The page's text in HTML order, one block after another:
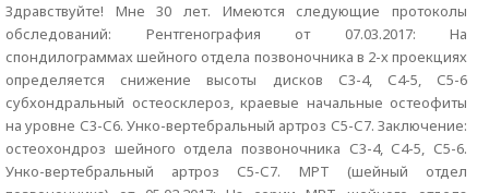
Здравствуйте! Мне 30 лет. Имеются следующие протоколы
обследований: Рентгенография от 07.03.2017: На
спондилограммах шейного отдела позвоночника в 2-х проекциях
определяется снижение высоты дисков С3-4, С4-5, С5-6
субхондральный остеосклероз, краевые начальные остеофиты
на уровне С3-С6. Унко-вертебральный артроз С5-С7. Заключение:
остеохондроз шейного отдела позвоночника С3-4, С4-5, С5-6.
Унко-вертебральный артроз С5-С7. МРТ (шейный отдел